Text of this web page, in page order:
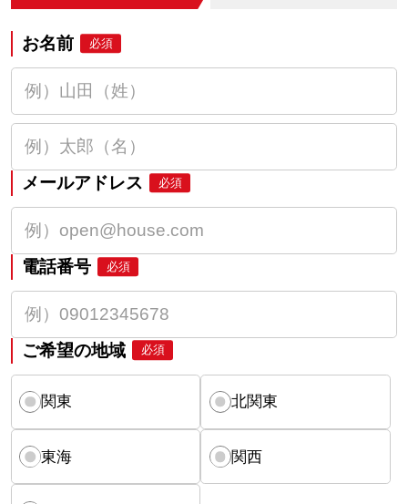
お名前 必須
メールアドレス 必須
電話番号 必須
ご希望の地域 必須
関東 北関東
東海 関西